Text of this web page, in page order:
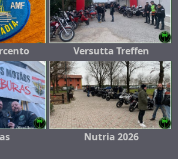
Versutta Treffen
Nutria 2026